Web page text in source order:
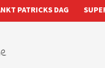
PATRICKS DAG